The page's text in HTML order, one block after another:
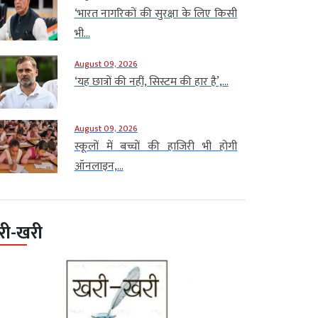
‘भारत नागरिकों की सुरक्षा के लिए किसी
भी...
August 09, 2026
‘यह छात्रों की नहीं, सिस्टम की हार है’,...
August 09, 2026
स्कूलों में बच्चों की हाजिरी भी होगी
ऑनलाइन,...
खरी